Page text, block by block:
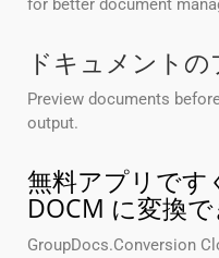
for better document
ドキュメント
Preview documents
output.
無料アプリです
DOCM に変換
GroupDocs.Conversion